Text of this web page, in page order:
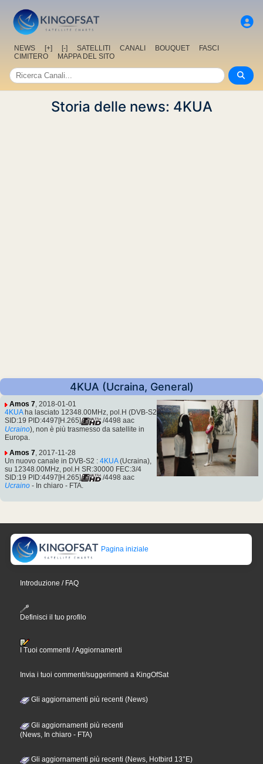
NEWS [+] [-] SATELLITI CANALI BOUQUET
FASCI
CIMITERO
MAPPA DEL SITO
Storia delle news: 4KUA
4KUA (Ucraina, General)
Amos 7, 2018-01-01
4KUAha lasciato 12348.00MHz, pol.H (DVB-S2
SID:19 PID:4497[H.265]
/4498 aac
Ucraino), non è più trasmesso da satellite in
Europa.
Amos 7 , 2017-11-28
Un nuovo canale in DVB-S2 : 4KUA(Ucraina),
su 12348.00MHz, pol.H SR:30000 FEC:3/4
SID:19 PID:4497[H.265]
/4498 aac
Ucraino - In chiaro - FTA.
Pagina iniziale
Introduzione / FAQ
Definisci il tuo profilo
I Tuoi commenti / Aggiornamenti
Invia i tuoi commenti/suggerimenti a KingOfSat
Gli aggiornamenti più recenti (News)
Gli aggiornamenti più recenti
(News, In chiaro - FTA)
Gli aggiornamenti più recenti (News, Hotbird 13°E)